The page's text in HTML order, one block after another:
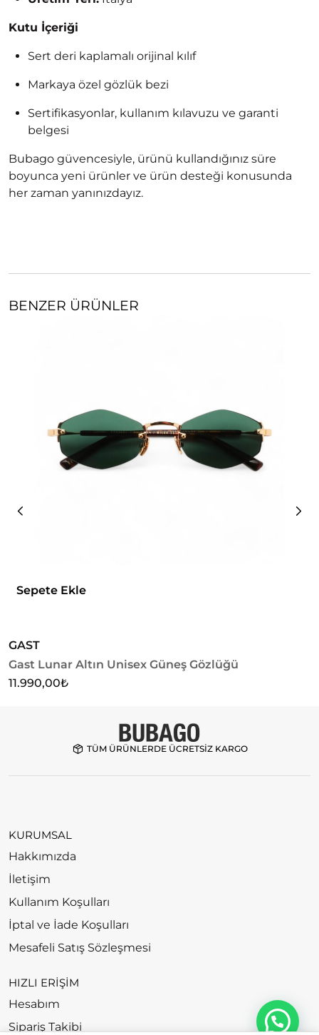
Kutu İçeriği
Sert deri kaplamalı orijinal kılıf
Markaya özel gözlük bezi
Sertifikasyonlar, kullanım kılavuzu ve garanti
belgesi
Bubago güvencesiyle, ürünü kullandığınız süre
boyunca yeni ürünler ve ürün desteği konusunda
her zaman yanınızdayız.
BENZER ÜRÜNLER
Sepete Ekle
GAST
Gast Lunar Altın Unisex Güneş Gözlüğü
11.990,00₺
TÜM ÜRÜNLERDE ÜCRETSİZ KARGO
KURUMSAL
Hakkımızda
İletişim
Kullanım Koşulları
İptal ve İade Koşulları
Mesafeli Satış Sözleşmesi
HIZLI ERİŞİM
Hesabım
Sipariş Takibi